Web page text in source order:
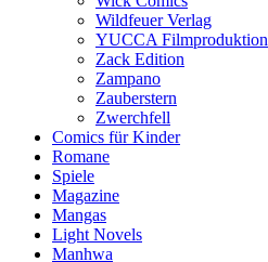
Wildfeuer Verlag
YUCCA Filmproduktion
Zack Edition
Zampano
Zauberstern
Zwerchfell
Comics für Kinder
Romane
Spiele
Magazine
Mangas
Light Novels
Manhwa